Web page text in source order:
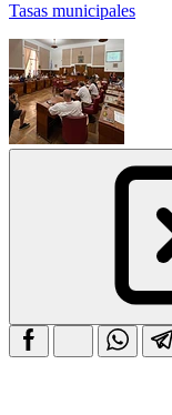
Tasas municipales